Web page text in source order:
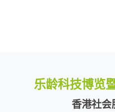
乐龄科技博览
香港社会